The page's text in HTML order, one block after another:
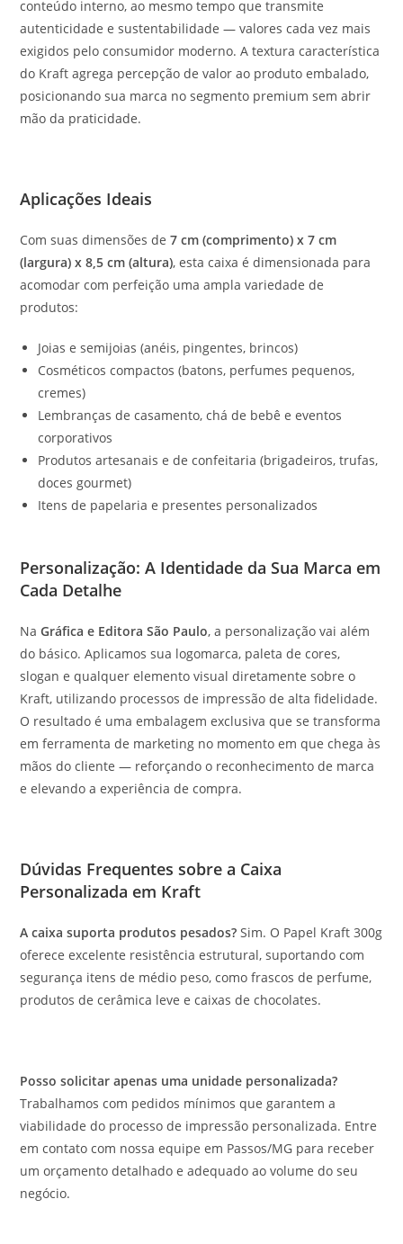
conteúdo interno, ao mesmo tempo que transmite
autenticidade e sustentabilidade — valores cada vez mais
exigidos pelo consumidor moderno. A textura característica
do Kraft agrega percepção de valor ao produto embalado,
posicionando sua marca no segmento premium sem abrir
mão da praticidade.
Aplicações Ideais
Com suas dimensões de7 cm (comprimento) x 7 cm
(largura) x 8,5 cm (altura), esta caixa é dimensionada para
acomodar com perfeição uma ampla variedade de
produtos:
Joias e semijoias (anéis, pingentes, brincos)
Cosméticos compactos (batons, perfumes pequenos,
cremes)
Lembranças de casamento, chá de bebê e eventos
corporativos
Produtos artesanais e de confeitaria (brigadeiros, trufas,
doces gourmet)
Itens de papelaria e presentes personalizados
Personalização: A Identidade da Sua Marca em
Cada Detalhe
NaGráfica e Editora São Paulo, a personalização vai além
do básico. Aplicamos sua logomarca, paleta de cores,
slogan e qualquer elemento visual diretamente sobre o
Kraft, utilizando processos de impressão de alta fidelidade.
O resultado é uma embalagem exclusiva que se transforma
em ferramenta de marketing no momento em que chega às
mãos do cliente — reforçando o reconhecimento de marca
e elevando a experiência de compra.
Dúvidas Frequentes sobre a Caixa
Personalizada em Kraft
A caixa suporta produtos pesados? Sim. O Papel Kraft 300g
oferece excelente resistência estrutural, suportando com
segurança itens de médio peso, como frascos de perfume,
produtos de cerâmica leve e caixas de chocolates.
Posso solicitar apenas uma unidade personalizada?
Trabalhamos com pedidos mínimos que garantem a
viabilidade do processo de impressão personalizada. Entre
em contato com nossa equipe em Passos/MG para receber
um orçamento detalhado e adequado ao volume do seu
negócio.